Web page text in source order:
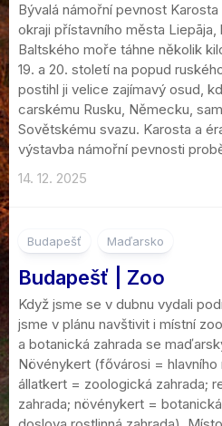
Bývalá námořní pevnost
okraji přístavního města
Baltského moře táhne několik
19. a 20. století na popud
postihl ji velice zajímavý osud,
carskému Rusku, Německu,
Sovětskému svazu. Karosta a
výstavba námořní pevnosti
14. 12. 2025
Budapešť Maďarsko
Budapešť | Zoo
Když jsme se v dubnu vydali
jsme v plánu navštivit i místní
a botanická zahrada se
Növénykert (fővárosi =
állatkert = zoologická zahrada;
zahrada; növénykert =